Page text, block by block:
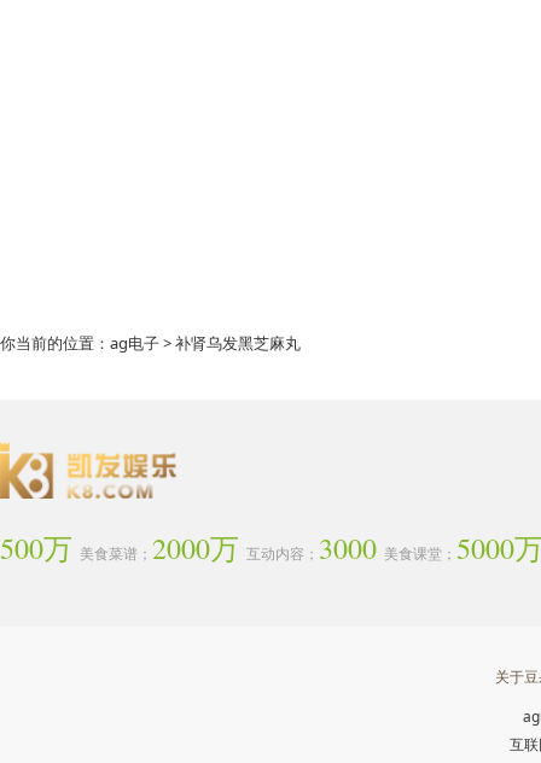
你当前的位置： ag电子> 补肾乌发黑芝麻丸
500万 美食菜谱； 2000万 互动内容； 3000 美食课堂； 5000
关于
互